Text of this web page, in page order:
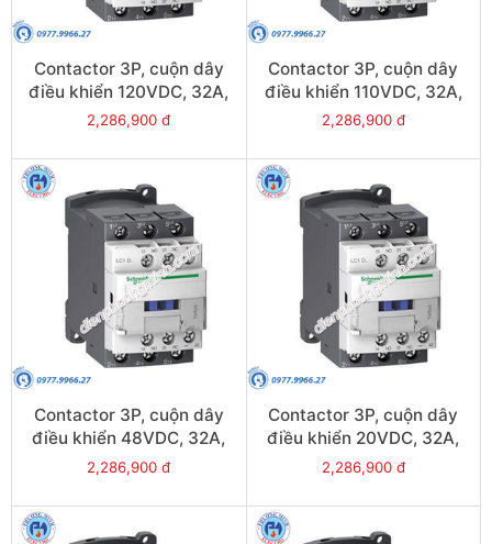
Contactor 3P, cuộn dây
điều khiển 120VDC, 32A,
1N/O, 1N/C - Model
2,286,900 đ
Contactor 3P, cuộn dây
điều khiển 110VDC, 32A,
1N/O, 1N/C - Model
2,286,900 đ
Contactor 3P, cuộn dây
điều khiển 48VDC, 32A,
1N/O, 1N/C - Model
2,286,900 đ
Contactor 3P, cuộn dây
điều khiển 20VDC, 32A,
1N/O, 1N/C - Model
2,286,900 đ